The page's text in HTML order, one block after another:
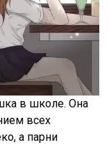
в школе. Она
всех
а парни